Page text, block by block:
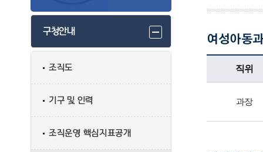
구청안내
조직도
기구 및 인력
조직운영 핵심지표공개
여성아동
여성아동과업무담당자의 정보로 직위, 전화번호, 담당업무를 안내하고 있습니다
직위
과장